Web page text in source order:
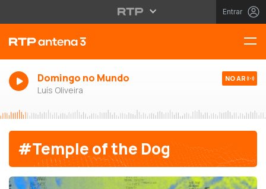
Entrar
Domingo no Mundo
Luís Oliveira
NO AR
#Temple of the Dog